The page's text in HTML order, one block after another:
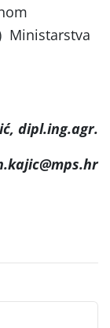
Ministarstva
dipl.ing.agr.